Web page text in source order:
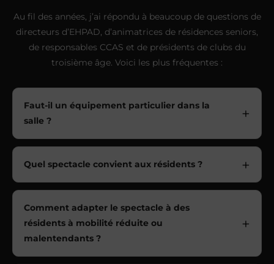
Au fil des années, j’ai répondu à beaucoup de questions de
directeurs d’EHPAD, d’animatrices de résidences seniors,
de responsables CCAS et de présidents de clubs du
troisième âge. Voici les plus fréquentes :
Faut-il un équipement particulier dans la
salle ?
Quel spectacle convient aux résidents ?
Comment adapter le spectacle à des
résidents à mobilité réduite ou
malentendants ?